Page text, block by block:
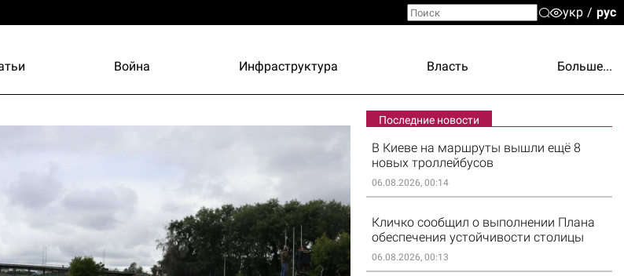
укр рус
Война Инфраструктура Власть Больше...
Последние новости
В Киеве на маршруты вышли ещё 8
новых троллейбусов
06.08.2026, 00:14
Кличко сообщил о выполнении Плана
обеспечения устойчивости столицы
06.08.2026, 00:13